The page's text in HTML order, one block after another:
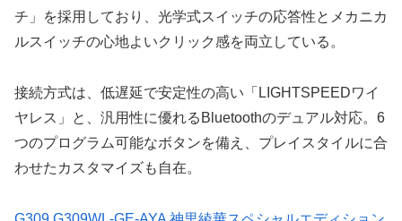
チ」を採用しており、光学式スイッチの応答性とメカニカ
ルスイッチの心地よいクリック感を両立している。
接続方式は、低遅延で安定性の高い「LIGHTSPEEDワイ
ヤレス」と、汎用性に優れるBluetoothのデュアル対応。6
つのプログラム可能なボタンを備え、プレイスタイルに合
わせたカスタマイズも自在。